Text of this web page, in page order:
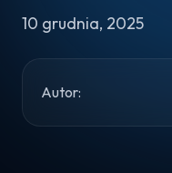
10 grudnia, 2025
Autor: